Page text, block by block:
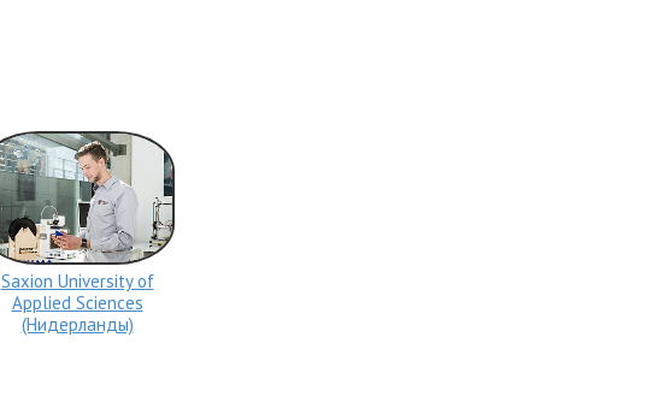
Saxion University of
Applied Sciences
(Нидерланды)